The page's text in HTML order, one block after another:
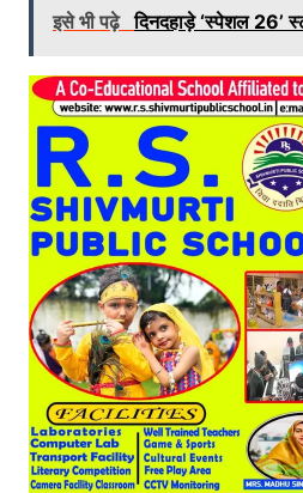
इसे भी पढ़े दिनदहाड़े ‘स्पेशल 26’